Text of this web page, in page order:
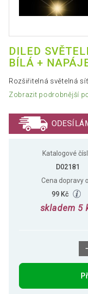
DILED
BÍLÁ +
Rozšiřitelná světelná
Zobrazit podrobnější
Katalogové
D02181
Cena dopravy
99 Kč
skladem 5
-